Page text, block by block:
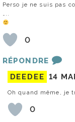
Perso je ne suis pas
…..
0
RÉPONDRE
DEEDEE 14
Oh quand même, je
0